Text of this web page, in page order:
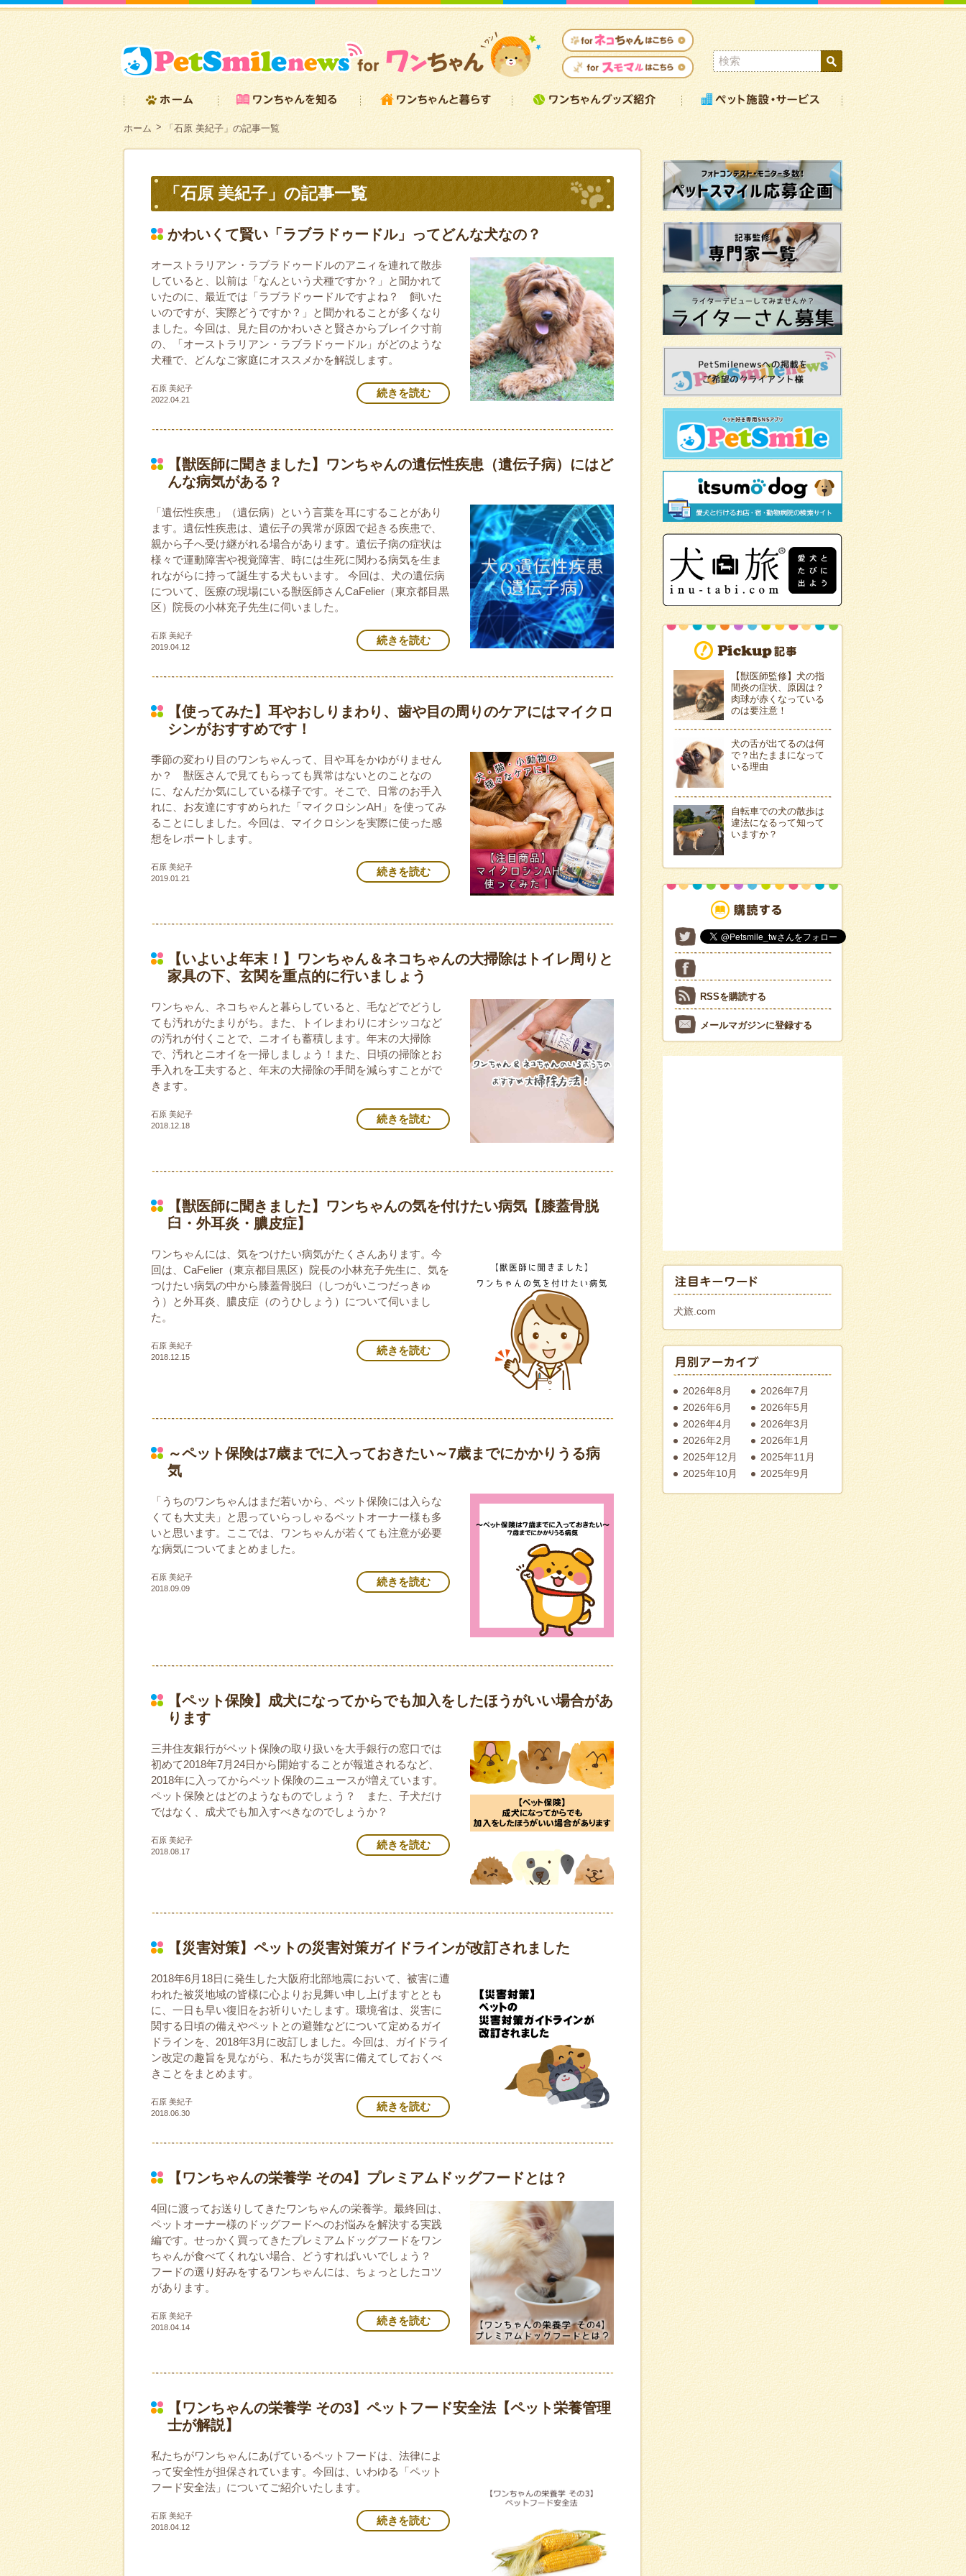
ホーム 「石原 美紀子」の記事一覧
「石原 美紀子」の記事一覧
かわいくて賢い「ラブラドゥードル」ってどんな犬なの？
オーストラリアン・ラブラドゥードルのアニィを連れて散歩
していると、以前は「なんという犬種ですか？」と聞かれて
いたのに、最近では「ラブラドゥードルですよね？ 飼いた
いのですが、実際どうですか？」と聞かれることが多くなり
ました。今回は、見た目のかわいさと賢さからブレイク寸前
の、「オーストラリアン・ラブラドゥードル」がどのような
犬種で、どんなご家庭にオススメかを解説します。
続きを読む
石原 美紀子
2022.04.21
【獣医師に聞きました】ワンちゃんの遺伝性疾患（遺伝子病）にはど
んな病気がある？
「遺伝性疾患」（遺伝病）という言葉を耳にすることがあり
ます。遺伝性疾患は、遺伝子の異常が原因で起きる疾患で、
親から子へ受け継がれる場合があります。遺伝子病の症状は
様々で運動障害や視覚障害、時には生死に関わる病気を生ま
れながらに持って誕生する犬もいます。 今回は、犬の遺伝病
について、医療の現場にいる獣医師さんCaFelier（東京都目黒
区）院長の小林充子先生に伺いました。
続きを読む
石原 美紀子
2019.04.12
【使ってみた】耳やおしりまわり、歯や目の周りのケアにはマイクロ
シンがおすすめです！
季節の変わり目のワンちゃんって、目や耳をかゆがりません
か？ 獣医さんで見てもらっても異常はないとのことなの
に、なんだか気にしている様子です。そこで、日常のお手入
れに、お友達にすすめられた「マイクロシンAH」を使ってみ
ることにしました。今回は、マイクロシンを実際に使った感
想をレポートします。
続きを読む
石原 美紀子
2019.01.21
【いよいよ年末！】ワンちゃん＆ネコちゃんの大掃除はトイレ周りと
家具の下、玄関を重点的に行いましょう
ワンちゃん、ネコちゃんと暮らしていると、毛などでどうし
ても汚れがたまりがち。また、トイレまわりにオシッコなど
の汚れが付くことで、ニオイも蓄積します。年末の大掃除
で、汚れとニオイを一掃しましょう！また、日頃の掃除とお
手入れを工夫すると、年末の大掃除の手間を減らすことがで
きます。
続きを読む
石原 美紀子
2018.12.18
【獣医師に聞きました】ワンちゃんの気を付けたい病気【膝蓋骨脱
臼・外耳炎・膿皮症】
ワンちゃんには、気をつけたい病気がたくさんあります。今
回は、CaFelier（東京都目黒区）院長の小林充子先生に、気を
つけたい病気の中から膝蓋骨脱臼（しつがいこつだっきゅ
う）と外耳炎、膿皮症（のうひしょう）について伺いまし
た。
続きを読む
石原 美紀子
2018.12.15
～ペット保険は7歳までに入っておきたい～7歳までにかかりうる病
気
「うちのワンちゃんはまだ若いから、ペット保険には入らな
くても大丈夫」と思っていらっしゃるペットオーナー様も多
いと思います。ここでは、ワンちゃんが若くても注意が必要
な病気についてまとめました。
続きを読む
石原 美紀子
2018.09.09
【ペット保険】成犬になってからでも加入をしたほうがいい場合があ
ります
三井住友銀行がペット保険の取り扱いを大手銀行の窓口では
初めて2018年7月24日から開始することが報道されるなど、
2018年に入ってからペット保険のニュースが増えています。
ペット保険とはどのようなものでしょう？ また、子犬だけ
ではなく、成犬でも加入すべきなのでしょうか？
続きを読む
石原 美紀子
2018.08.17
【災害対策】ペットの災害対策ガイドラインが改訂されました
2018年6月18日に発生した大阪府北部地震において、被害に遭
われた被災地域の皆様に心よりお見舞い申し上げますととも
に、一日も早い復旧をお祈りいたします。環境省は、災害に
関する日頃の備えやペットとの避難などについて定めるガイ
ドラインを、2018年3月に改訂しました。今回は、ガイドライ
ン改定の趣旨を見ながら、私たちが災害に備えてしておくべ
きことをまとめます。
続きを読む
石原 美紀子
2018.06.30
【ワンちゃんの栄養学 その4】プレミアムドッグフードとは？
4回に渡ってお送りしてきたワンちゃんの栄養学。最終回は、
ペットオーナー様のドッグフードへのお悩みを解決する実践
編です。せっかく買ってきたプレミアムドッグフードをワン
ちゃんが食べてくれない場合、どうすればいいでしょう？
フードの選り好みをするワンちゃんには、ちょっとしたコツ
があります。
続きを読む
石原 美紀子
2018.04.14
【ワンちゃんの栄養学 その3】ペットフード安全法【ペット栄養管理
士が解説】
私たちがワンちゃんにあげているペットフードは、法律によ
って安全性が担保されています。今回は、いわゆる「ペット
フード安全法」についてご紹介いたします。
続きを読む
石原 美紀子
2018.04.12
【獣医師監修】犬の指
間炎の症状、原因は？
肉球が赤くなっている
のは要注意！
犬の舌が出てるのは何
で？出たままになって
いる理由
自転車での犬の散歩は
違法になるって知って
いますか？
RSSを購読する
メールマガジンに登録する
犬旅.com
2026年8月
2026年7月
2026年6月
2026年5月
2026年4月
2026年3月
2026年2月
2026年1月
2025年12月
2025年11月
2025年10月
2025年9月